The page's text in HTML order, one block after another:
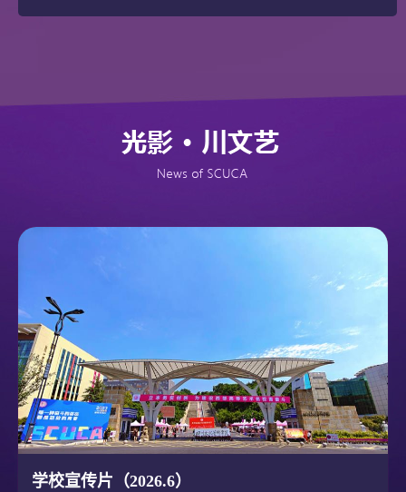
学校宣传片（2026.6）